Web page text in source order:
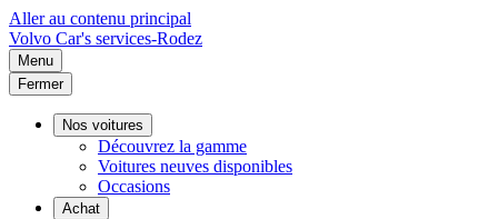
Aller au contenu principal
Volvo Car's services-Rodez
Menu
Fermer
Nos voitures
Découvrez la gamme
Voitures neuves disponibles
Occasions
Achat